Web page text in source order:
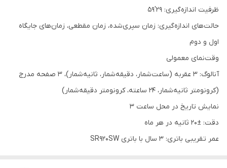
ظرفیت اندازه‌گیری: 29'59
حالت‌های اندازه‌گیری: زمان سپری‌شده، زمان مقطعی، زمان‌های جایگاه
اول و دوم
وقت‌نمای معمولی
آنالوگ: 3 عقربه (ساعت‌شمار، دقیقه‌شمار، ثانیه‌شمار)، 3 صفحه مدرج
(کرونومتر ثانیه‌شمار، 24 ساعته، کرونومتر دقیقه‌شمار)
نمایش تاریخ در محل ساعت 3
دقت: ±20 ثانیه در هر ماه
عمر تقریبی باتری: 3 سال با باتری SR920SW